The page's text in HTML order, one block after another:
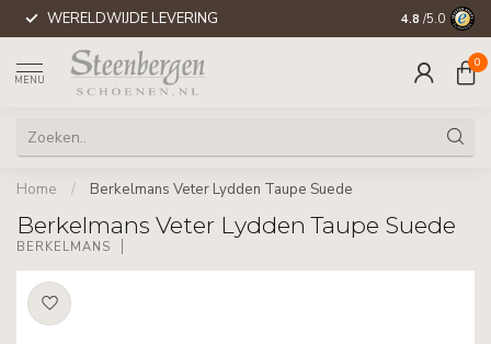
WERELDWIJDE LEVERING 4.8 /5.0
MENU
0
Home / Berkelmans Veter Lydden Taupe Suede
Berkelmans Veter Lydden Taupe Suede
BERKELMANS